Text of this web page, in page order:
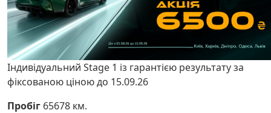
Індивідуальний Stage 1 із гарантією результату за
фіксованою ціною до 15.09.26
Пробіг 65678 км.